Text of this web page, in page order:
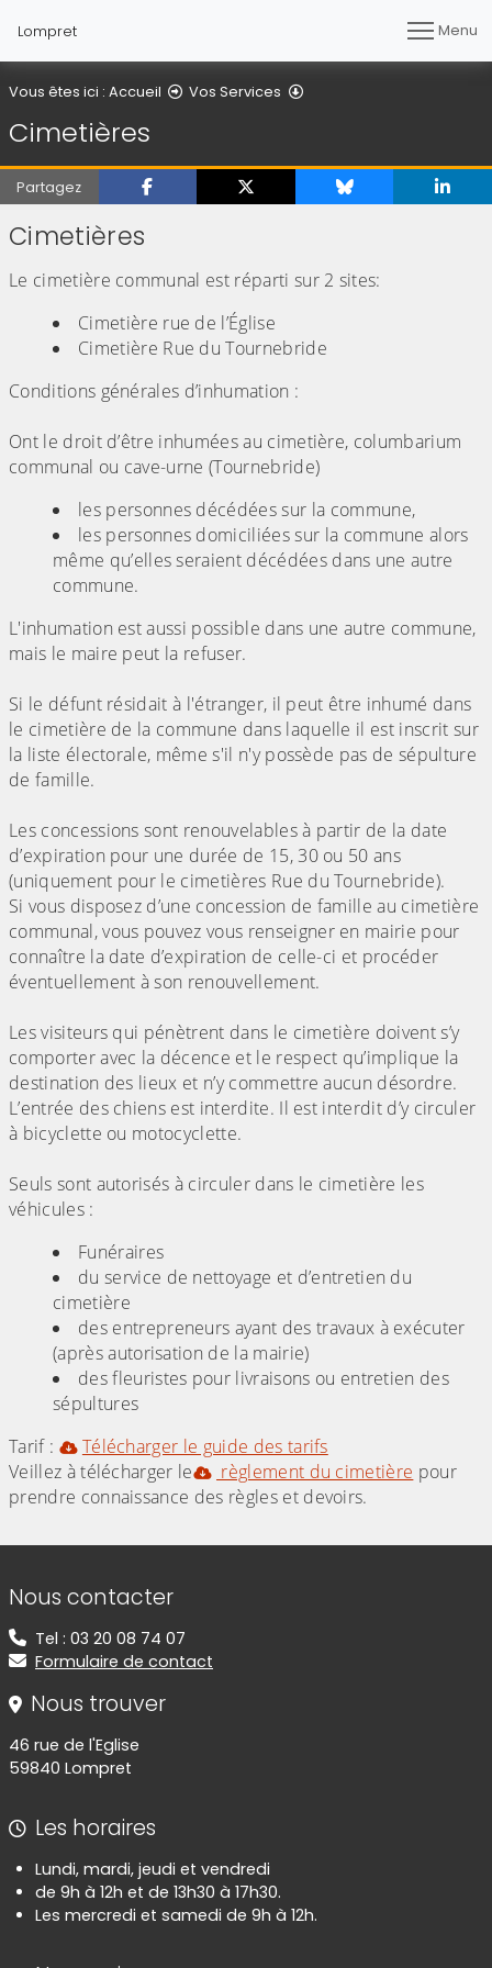
Lompret Menu
Vous êtes ici : Accueil Vos Services
Cimetières
Partagez
Cimetières
Le cimetière communal est réparti sur 2 sites:
Cimetière rue de l’Église
Cimetière Rue du Tournebride
Conditions générales d’inhumation :
Ont le droit d’être inhumées au cimetière, columbarium
communal ou cave-urne (Tournebride)
les personnes décédées sur la commune,
les personnes domiciliées sur la commune alors
même qu’elles seraient décédées dans une autre
commune.
L'inhumation est aussi possible dans une autre commune,
mais le maire peut la refuser.
Si le défunt résidait à l'étranger, il peut être inhumé dans
le cimetière de la commune dans laquelle il est inscrit sur
la liste électorale, même s'il n'y possède pas de sépulture
de famille.
Les concessions sont renouvelables à partir de la date
d’expiration pour une durée de 15, 30 ou 50 ans
(uniquement pour le cimetières Rue du Tournebride).
Si vous disposez d’une concession de famille au cimetière
communal, vous pouvez vous renseigner en mairie pour
connaître la date d’expiration de celle-ci et procéder
éventuellement à son renouvellement.
Les visiteurs qui pénètrent dans le cimetière doivent s’y
comporter avec la décence et le respect qu’implique la
destination des lieux et n’y commettre aucun désordre.
L’entrée des chiens est interdite. Il est interdit d’y circuler
à bicyclette ou motocyclette.
Seuls sont autorisés à circuler dans le cimetière les
véhicules :
Funéraires
du service de nettoyage et d’entretien du
cimetière
des entrepreneurs ayant des travaux à exécuter
(après autorisation de la mairie)
des fleuristes pour livraisons ou entretien des
sépultures
Tarif :
Télécharger le guide des tarifs
Veillez à télécharger le
règlement du cimetière pour
prendre connaissance des règles et devoirs.
Informations de contact
Nous contacter
Tel : 03 20 08 74 07
Formulaire de contact
Nous trouver
46 rue de l'Eglise
59840 Lompret
Les horaires
Lundi, mardi, jeudi et vendredi
de 9h à 12h et de 13h30 à 17h30.
Les mercredi et samedi de 9h à 12h.